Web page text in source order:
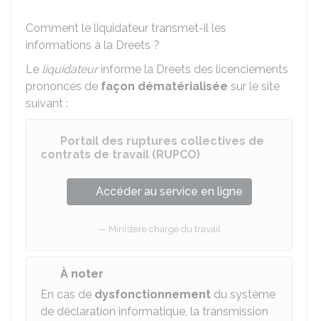
Comment le liquidateur transmet-il les
informations à la Dreets ?
Le liquidateurinforme la Dreets des licenciements
prononcés de façon dématérialisée sur le site
suivant :
Portail des ruptures collectives de
contrats de travail (RUPCO)
Accéder au service en ligne
Ministère chargé du travail
À noter
En cas de dysfonctionnement du système
de déclaration informatique, la transmission